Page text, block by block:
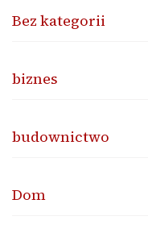
Bez kategorii
biznes
budownictwo
Dom